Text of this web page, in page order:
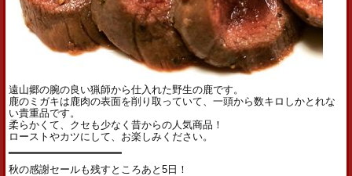
遠山郷の腕の良い猟師から仕入れた野生の鹿です。
鹿のミガキは鹿肉の表面を削り取っていて、一頭から数キロしかとれな
い貴重品です。
柔らかくて、クセも少なく昔からの人気商品！
ローストやカツにして、お楽しみください。
━━━━━━━━━━━━━━━━━━
秋の感謝セールも残すところあと5日！